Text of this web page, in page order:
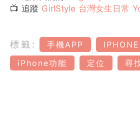
📺 追蹤 GirlStyle 台灣女生日常
標籤: 手機APP IPHONE
iPhone功能
定位 尋